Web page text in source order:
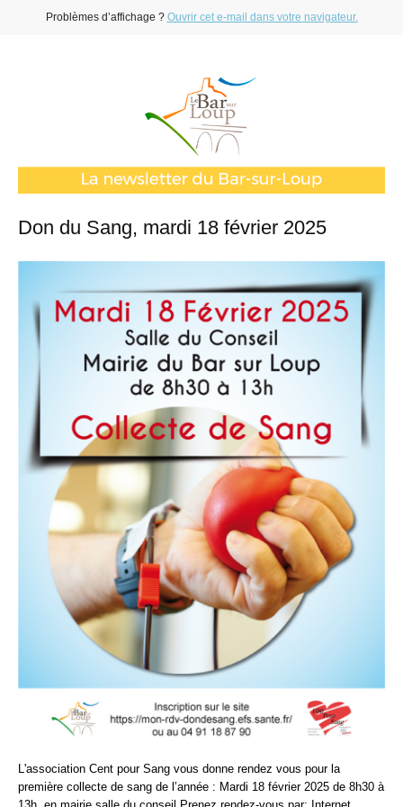
Problèmes d’affichage ? Ouvrir cet e-mail dans votre navigateur.
Don du Sang, mardi 18 février 2025
L'association Cent pour Sang vous donne rendez vous pour la
première collecte de sang de l’année : Mardi 18 février 2025 de 8h30 à